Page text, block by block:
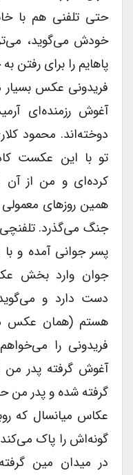
حتى تلفنى هم با
خودش می‌گوید،
پاهایم را براى رفتن
فریدونى عکس بسیار
آغوش رزمنده‌ای
دوخته‌اند. محمود
تو با این عکست
کرده‌ای و من از آن
همین روزهاى
جنگ می‌گذرد. تلفنچى
پسر جوانى آمده و با
جوان وارد بخش
دست دارد و
هستم (همان عکس
فریدونى را
گرفته شده و پدر من حالا جانباز
عکاس میانسال که
گونه‌اش را پاک
در میدان مین